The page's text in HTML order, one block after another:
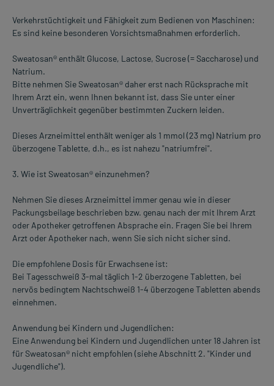
Verkehrstüchtigkeit und Fähigkeit zum Bedienen von Maschinen:
Es sind keine besonderen Vorsichtsmaßnahmen erforderlich.
Sweatosan® enthält Glucose, Lactose, Sucrose (= Saccharose) und
Natrium.
Bitte nehmen Sie Sweatosan® daher erst nach Rücksprache mit
Ihrem Arzt ein, wenn Ihnen bekannt ist, dass Sie unter einer
Unverträglichkeit gegenüber bestimmten Zuckern leiden.
Dieses Arzneimittel enthält weniger als 1 mmol (23 mg) Natrium pro
überzogene Tablette, d.h., es ist nahezu "natriumfrei".
3. Wie ist Sweatosan® einzunehmen?
Nehmen Sie dieses Arzneimittel immer genau wie in dieser
Packungsbeilage beschrieben bzw. genau nach der mit Ihrem Arzt
oder Apotheker getroffenen Absprache ein. Fragen Sie bei Ihrem
Arzt oder Apotheker nach, wenn Sie sich nicht sicher sind.
Die empfohlene Dosis für Erwachsene ist:
Bei Tagesschweiß 3-mal täglich 1-2 überzogene Tabletten, bei
nervös bedingtem Nachtschweiß 1-4 überzogene Tabletten abends
einnehmen.
Anwendung bei Kindern und Jugendlichen:
Eine Anwendung bei Kindern und Jugendlichen unter 18 Jahren ist
für Sweatosan® nicht empfohlen (siehe Abschnitt 2. "Kinder und
Jugendliche").